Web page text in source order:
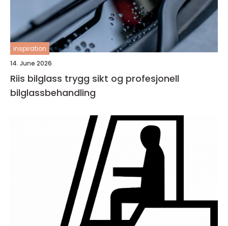
inspiration
14. June 2026
Riis bilglass trygg sikt og profesjonell
bilglassbehandling